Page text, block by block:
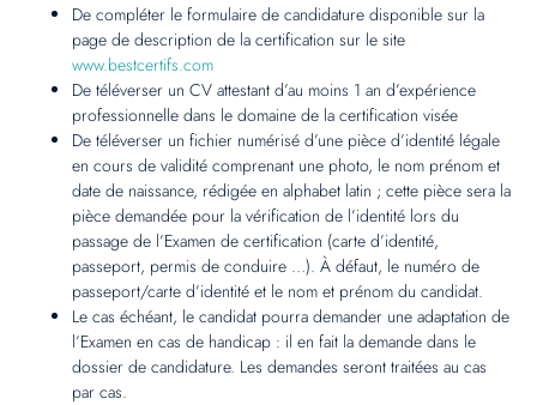
De compléter le formulaire de candidature disponible sur la
page de description de la certification sur le site
www.bestcertifs.com
De téléverser un CV attestant d’au moins 1 an d’expérience
professionnelle dans le domaine de la certification visée
De téléverser un fichier numérisé d’une pièce d’identité légale
en cours de validité comprenant une photo, le nom prénom et
date de naissance, rédigée en alphabet latin ; cette pièce sera la
pièce demandée pour la vérification de l’identité lors du
passage de l’Examen de certification (carte d’identité,
passeport, permis de conduire …). À défaut, le numéro de
passeport/carte d’identité et le nom et prénom du candidat.
Le cas échéant, le candidat pourra demander une adaptation de
l’Examen en cas de handicap : il en fait la demande dans le
dossier de candidature. Les demandes seront traitées au cas
par cas.